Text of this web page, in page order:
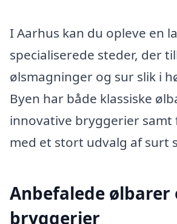
I Aarhus kan du opleve en
specialiserede steder, der
ølsmagninger og sur slik i
Byen har både klassiske
innovative bryggerier
med et stort udvalg af surt
Anbefalede ølbarer
bryggerier